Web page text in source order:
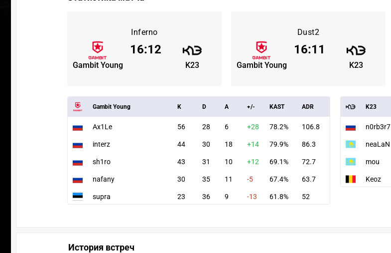
Inferno
Gambit Young K23
16:12
Dust2
Gambit Young K23
16:11
Gambit Young K D A +/- KAST ADR
Ax1Le 56 28 6 +28 78.2% 106.8
interz 44 30 18 +14 79.9% 86.3
sh1ro 43 31 10 +12 69.1% 72.7
nafany 30 35 11 -5 67.4% 63.7
supra 23 36 9 -13 61.8% 52
K23
n0rb3r7
neaLaN
mou
Keoz
История встреч